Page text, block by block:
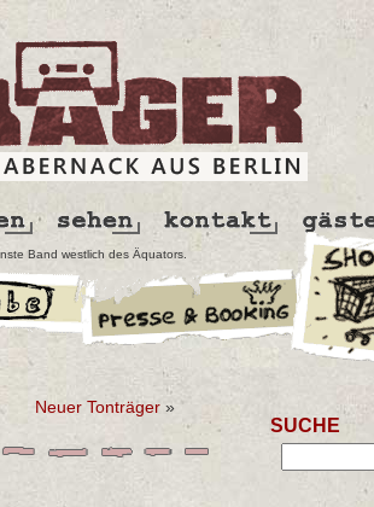
Band westlich des Äquators.
Neuer Tonträger»
SUCHE